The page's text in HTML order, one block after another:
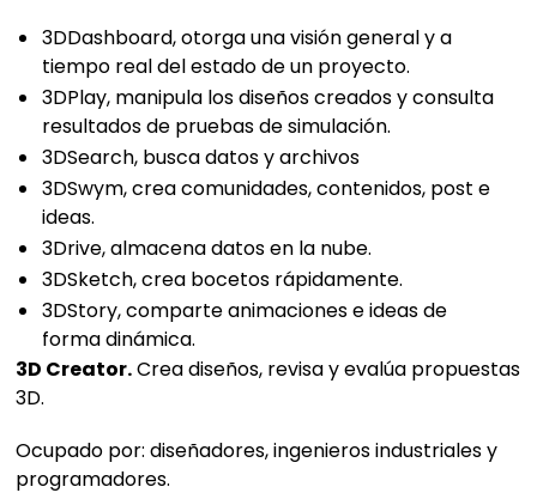
3DDashboard, otorga una visión general y a
tiempo real del estado de un proyecto.
3DPlay, manipula los diseños creados y consulta
resultados de pruebas de simulación.
3DSearch, busca datos y archivos
3DSwym, crea comunidades, contenidos, post e
ideas.
3Drive, almacena datos en la nube.
3DSketch, crea bocetos rápidamente.
3DStory, comparte animaciones e ideas de
forma dinámica.
3D Creator.Crea diseños, revisa y evalúa propuestas
3D.
Ocupado por: diseñadores, ingenieros industriales y
programadores.